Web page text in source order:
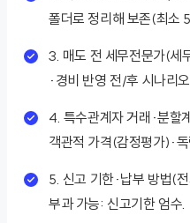
폴더로 정리해 보존(최소
3. 매도 전 세무전문가(세
·경비 반영 전/후 시나리
4. 특수관계자 거래·분할
객관적 가격(감정평가)·
5. 신고 기한·납부 방법(
부과 가능: 신고기한 엄수.